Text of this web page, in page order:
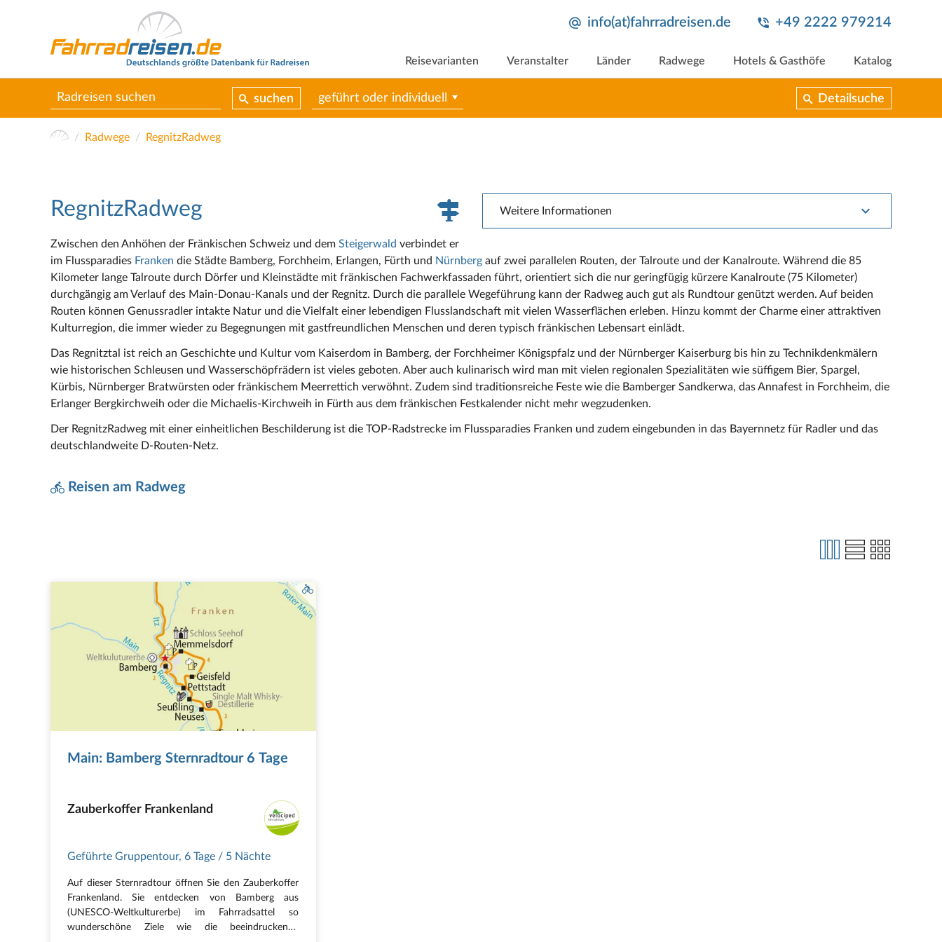
info(at)fahrradreisen.de +49 2222 979214
Reisevarianten Veranstalter Länder Radwege Hotels & Gasthöfe Katalog
suchen geführt oder individuell Detailsuche
Radwege RegnitzRadweg
Weitere Informationen
RegnitzRadweg
Zwischen den Anhöhen der Fränkischen Schweiz und dem Steigerwald verbindet er
im Flussparadies Franken die Städte Bamberg, Forchheim, Erlangen, Fürth und Nürnberg auf zwei parallelen Routen, der Talroute und der Kanalroute. Während die 85
Kilometer lange Talroute durch Dörfer und Kleinstädte mit fränkischen Fachwerkfassaden führt, orientiert sich die nur geringfügig kürzere Kanalroute (75 Kilometer)
durchgängig am Verlauf des Main-Donau-Kanals und der Regnitz. Durch die parallele Wegeführung kann der Radweg auch gut als Rundtour genützt werden. Auf beiden
Routen können Genussradler intakte Natur und die Vielfalt einer lebendigen Flusslandschaft mit vielen Wasserflächen erleben. Hinzu kommt der Charme einer attraktiven
Kulturregion, die immer wieder zu Begegnungen mit gastfreundlichen Menschen und deren typisch fränkischen Lebensart einlädt.
Das Regnitztal ist reich an Geschichte und Kultur vom Kaiserdom in Bamberg, der Forchheimer Königspfalz und der Nürnberger Kaiserburg bis hin zu Technikdenkmälern
wie historischen Schleusen und Wasserschöpfrädern ist vieles geboten. Aber auch kulinarisch wird man mit vielen regionalen Spezialitäten wie süffigem Bier, Spargel,
Kürbis, Nürnberger Bratwürsten oder fränkischem Meerrettich verwöhnt. Zudem sind traditionsreiche Feste wie die Bamberger Sandkerwa, das Annafest in Forchheim, die
Erlanger Bergkirchweih oder die Michaelis-Kirchweih in Fürth aus dem fränkischen Festkalender nicht mehr wegzudenken.
Der RegnitzRadweg mit einer einheitlichen Beschilderung ist die TOP-Radstrecke im Flussparadies Franken und zudem eingebunden in das Bayernnetz für Radler und das
deutschlandweite D-Routen-Netz.
Reisen am Radweg
Main: Bamberg Sternradtour 6 Tage
Zauberkoffer Frankenland
Geführte Gruppentour, 6 Tage / 5 Nächte
Auf dieser Sternradtour öffnen Sie den Zauberkoffer
Frankenland. Sie entdecken von Bamberg aus
(UNESCO-Weltkulturerbe) im Fahrradsattel so
wunderschöne Ziele wie die beeindruckende